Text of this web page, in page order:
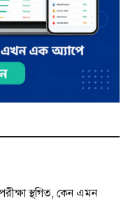
স্থগিত, কেন এমন